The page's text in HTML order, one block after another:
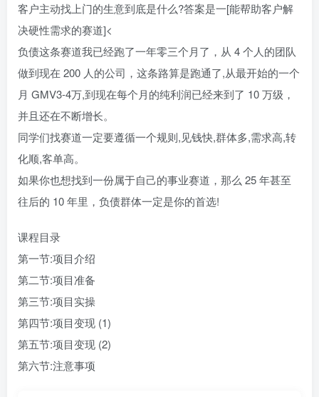
客户主动找上门的生意到底是什么?答案是一[能帮助客户解
决硬性需求的赛道]<
负债这条赛道我已经跑了一年零三个月了，从 4 个人的团队
做到现在 200 人的公司，这条路算是跑通了,从最开始的一个
月 GMV3-4万,到现在每个月的纯利润已经来到了 10 万级，
并且还在不断增长。
同学们找赛道一定要遵循一个规则,见钱快,群体多,需求高,转
化顺,客单高。
如果你也想找到一份属于自己的事业赛道，那么 25 年甚至
往后的 10 年里，负债群体一定是你的首选!
课程目录
第一节:项目介绍
第二节:项目准备
第三节:项目实操
第四节:项目变现 (1)
第五节:项目变现 (2)
第六节:注意事项